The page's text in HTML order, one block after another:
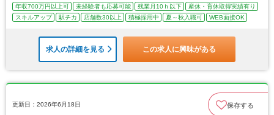
年収700万円以上可 未経験者も応募可能 残業月10ｈ以下
産休・育休取得実績有り
スキルアップ
駅チカ 店舗数30以上 積極採用中 夏～秋入職可 WEB面接OK
求人の詳細を見る この求人に興味がある
更新日：2026年6月18日 保存する